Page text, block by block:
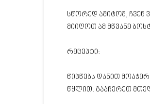
სწორედ ამიტომ, ჩვენ
მიიღოთ ამ მწვანე
რეცეპტი:
წიპწებს დანით
წყლით. გააჩერეთ